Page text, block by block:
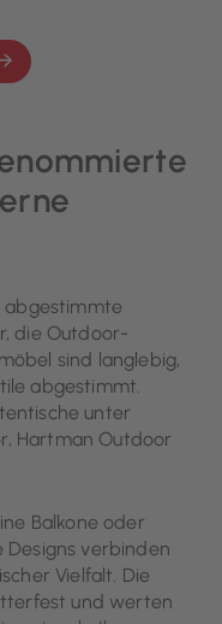
abgestimmte
die Outdoor-
sind langlebig,
abgestimmt.
unter
Hartman Outdoor
Balkone oder
Designs verbinden
Vielfalt. Die
und werten